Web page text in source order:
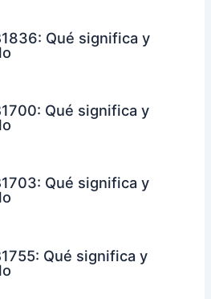
Qué significa y
Qué significa y
Qué significa y
Qué significa y